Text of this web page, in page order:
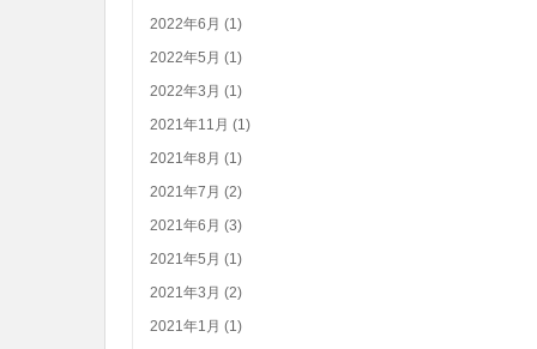
2022年6月 (1)
2022年5月 (1)
2022年3月 (1)
2021年11月 (1)
2021年8月 (1)
2021年7月 (2)
2021年6月 (3)
2021年5月 (1)
2021年3月 (2)
2021年1月 (1)